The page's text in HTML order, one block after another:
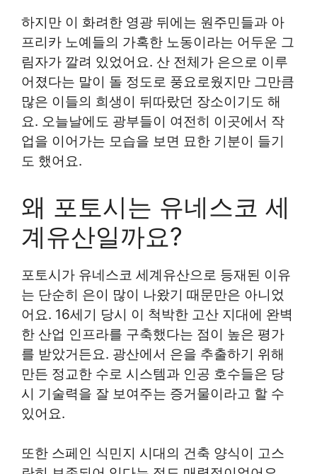
하지만 이 화려한 영광 뒤에는 원주민들과 아
프리카 노예들의 가혹한 노동이라는 어두운 그
림자가 깔려 있었어요. 산 전체가 은으로 이루
어졌다는 말이 돌 정도로 풍요로웠지만 그만큼
많은 이들의 희생이 뒤따랐던 장소이기도 해
요. 오늘날에도 광부들이 여전히 이곳에서 작
업을 이어가는 모습을 보면 묘한 기분이 들기
도 했어요.
왜 포토시는 유네스코 세
계유산일까요?
포토시가 유네스코 세계유산으로 등재된 이유
는 단순히 은이 많이 나왔기 때문만은 아니었
어요. 16세기 당시 이 척박한 고산 지대에 완벽
한 산업 인프라를 구축했다는 점이 높은 평가
를 받았거든요. 광산에서 은을 추출하기 위해
만든 정교한 수로 시스템과 인공 호수들은 당
시 기술력을 잘 보여주는 증거물이라고 할 수
있어요.
또한 스페인 식민지 시대의 건축 양식이 고스